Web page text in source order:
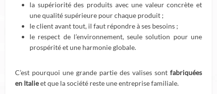
la supériorité des produits avec une valeur concrète et
une qualité supérieure pour chaque produit ;
le client avant tout, il faut répondre à ses besoins ;
le respect de l’environnement, seule solution pour une
prospérité et une harmonie globale.
C’est pourquoi une grande partie des valises sont fabriquées
en Italieet que la société reste une entreprise familiale.